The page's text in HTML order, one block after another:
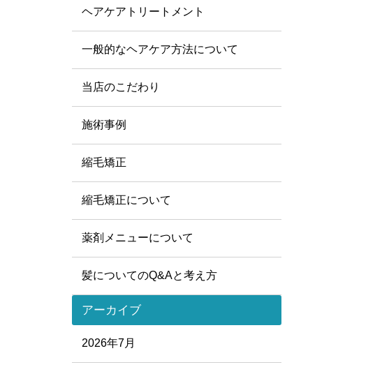
ヘアケアトリートメント
一般的なヘアケア方法について
当店のこだわり
施術事例
縮毛矯正
縮毛矯正について
薬剤メニューについて
髪についてのQ&Aと考え方
アーカイブ
2026年7月